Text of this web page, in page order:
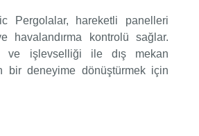
Pergolalar, hareketli panelleri
havalandırma kontrolü sağlar.
ve işlevselliği ile dış mekan
bir deneyime dönüştürmek için